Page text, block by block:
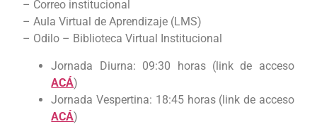
– Correo institucional
– Aula Virtual de Aprendizaje (LMS)
– Odilo – Biblioteca Virtual Institucional
Jornada Diurna: 09:30 horas (link de acceso
ACÁ)
Jornada Vespertina: 18:45 horas (link de acceso
ACÁ)